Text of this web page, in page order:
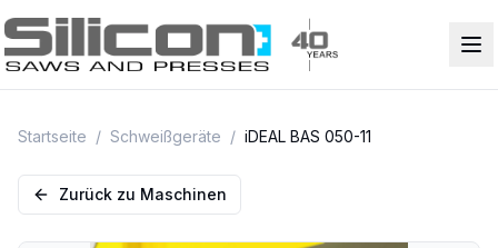
Startseite / Schweißgeräte / iDEAL BAS 050-11
Zurück zu Maschinen